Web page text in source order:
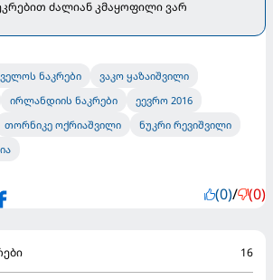
ძალიან კმაყოფილი ვარ
ნაკრები
ვაკო ყაზაიშვილი
ირლანდიის ნაკრები
ეევრო 2016
თორ­ნი­კე ოქ­რი­აშ­ვი­ლი
ნუკ­რი რე­ვიშ­ვი­ლი
(0)/ (0)
16